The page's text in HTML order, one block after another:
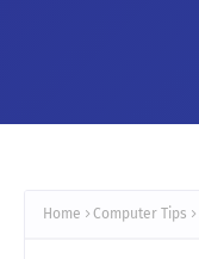
Home Computer Tips